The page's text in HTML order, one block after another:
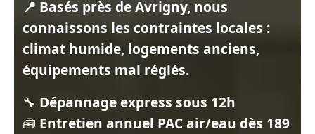
📍 Basés près de Avrigny, nous
connaissons les contraintes locales :
climat humide, logements anciens,
équipements mal réglés.
🔧 Dépannage express sous 12h
🧰 Entretien annuel PAC air/eau dès 189